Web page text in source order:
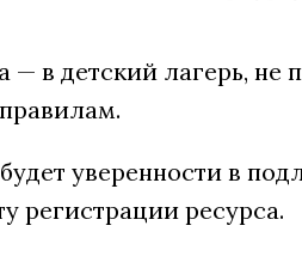
— в детский лагерь, не
уверенности в
регистрации ресурса.